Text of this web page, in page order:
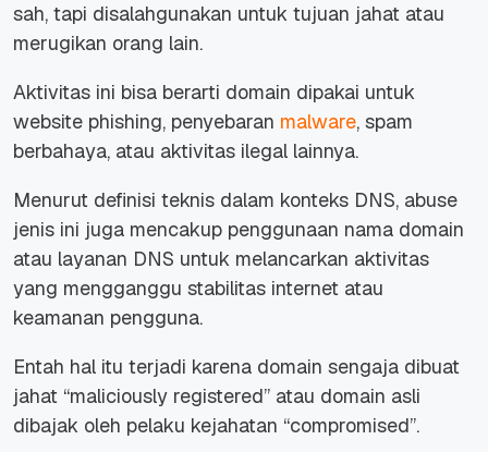
sah, tapi disalahgunakan untuk tujuan jahat atau
merugikan orang lain.
Aktivitas ini bisa berarti domain dipakai untuk
website phishing, penyebaran malware, spam
berbahaya, atau aktivitas ilegal lainnya.
Menurut definisi teknis dalam konteks DNS, abuse
jenis ini juga mencakup penggunaan nama domain
atau layanan DNS untuk melancarkan aktivitas
yang mengganggu stabilitas internet atau
keamanan pengguna.
Entah hal itu terjadi karena domain sengaja dibuat
jahat “maliciously registered” atau domain asli
dibajak oleh pelaku kejahatan “compromised”.